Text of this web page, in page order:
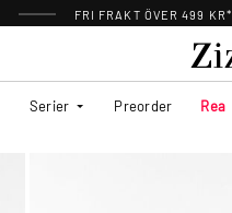
FRI FRAKT ÖVER 499 KR*
Serier Preorder Rea